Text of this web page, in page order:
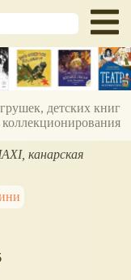
детских книг
канарская